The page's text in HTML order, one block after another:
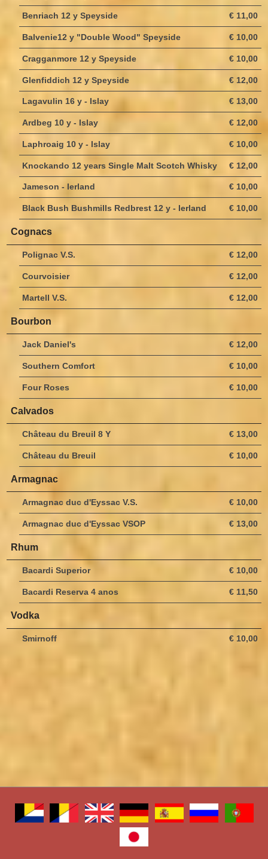
€ 11,00
Benriach 12 y Speyside
€ 10,00
Balvenie12 y "Double Wood" Speyside
€ 10,00
Cragganmore 12 y Speyside
€ 12,00
Glenfiddich 12 y Speyside
€ 13,00
Lagavulin 16 y - Islay
€ 12,00
Ardbeg 10 y - Islay
€ 10,00
Laphroaig 10 y - Islay
€ 12,00
Knockando 12 years Single Malt Scotch Whisky
€ 10,00
Jameson - Ierland
€ 10,00
Black Bush Bushmills Redbrest 12 y - Ierland
Cognacs
€ 12,00
Polignac V.S.
€ 12,00
Courvoisier
€ 12,00
Martell V.S.
Bourbon
€ 12,00
Jack Daniel's
€ 10,00
Southern Comfort
€ 10,00
Four Roses
Calvados
€ 13,00
Château du Breuil 8 Y
€ 10,00
Château du Breuil
Armagnac
€ 10,00
Armagnac duc d'Eyssac V.S.
€ 13,00
Armagnac duc d'Eyssac VSOP
Rhum
€ 10,00
Bacardi Superior
€ 11,50
Bacardi Reserva 4 anos
Vodka
€ 10,00
Smirnoff